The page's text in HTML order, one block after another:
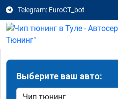
Telegram: EuroCT_bot
Выберите ваш авто: